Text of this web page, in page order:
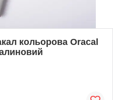
кольорова Oracal